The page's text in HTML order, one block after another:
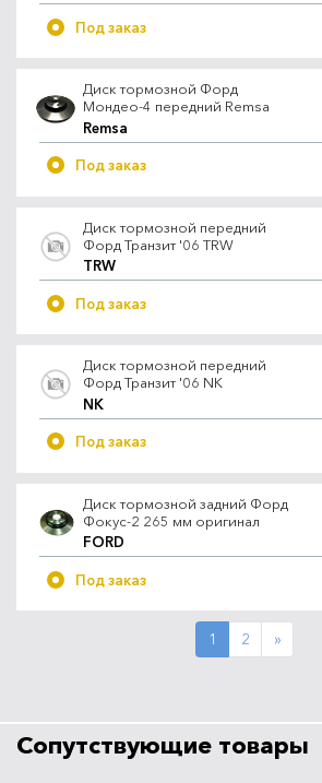
Под заказ
Диск тормозной Форд
Мондео-4 передний Remsa
Remsa
Под заказ
Диск тормозной передний
Форд Транзит '06 TRW
TRW
Под заказ
Диск тормозной передний
Форд Транзит '06 NK
NK
Под заказ
Диск тормозной задний Форд
Фокус-2 265 мм оригинал
FORD
Под заказ
1 2 »Next
Сопутствующие товары